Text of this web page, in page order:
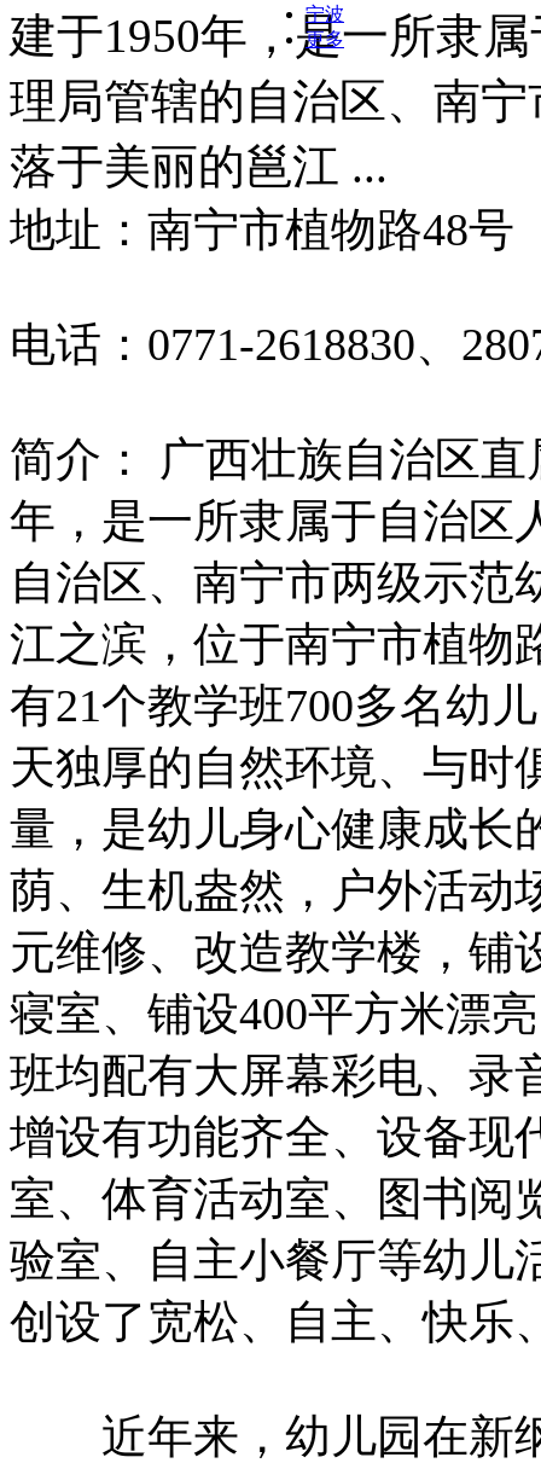
宁波
更多
建于1950年，是一所隶
理局管辖的自治区、南
落于美丽的邕江 ...
地址：南宁市植物路48号
电话：0771-2618830、
简介： 广西壮族自治区
年，是一所隶属于自治区
自治区、南宁市两级示范
江之滨，位于南宁市植物
有21个教学班700多名幼
天独厚的自然环境、与时
量，是幼儿身心健康成长
荫、生机盎然，户外活动
元维修、改造教学楼，铺
寝室、铺设400平方米漂
班均配有大屏幕彩电、录
增设有功能齐全、设备现
室、体育活动室、图书阅
验室、自主小餐厅等幼儿
创设了宽松、自主、快乐
近年来，幼儿园在新